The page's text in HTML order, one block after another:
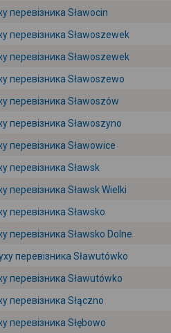
перевізника Sławocin
перевізника Sławoszewek
перевізника Sławoszewek
перевізника Sławoszewo
перевізника Sławoszów
перевізника Sławoszyno
перевізника Sławowice
перевізника Sławsk
перевізника Sławsk Wielki
перевізника Sławsko
перевізника Sławsko Dolne
перевізника Sławutówko
перевізника Sławutówko
перевізника Słączno
перевізника Słębowo